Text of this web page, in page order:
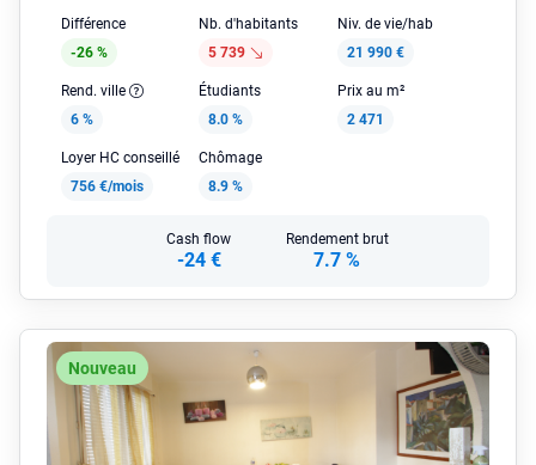
Différence
-26 %
Nb. d'habitants
5 739
Niv. de vie/hab
21 990 €
Rend. ville
6 %
Étudiants
8.0 %
Prix au m²
2 471
Loyer HC conseillé
756 €/mois
Chômage
8.9 %
Cash flow
-24 €
Rendement brut
7.7 %
Nouveau